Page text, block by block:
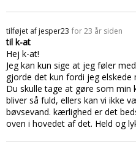
tilføjet af jesper23 for 23 år siden
til k-at
Hej k-at!
Jeg kan kun sige at jeg føler
gjorde det kun fordi jeg
Du skulle tage at gøre som
bliver så fuld, ellers kan vi ikke
bøvsevand. kærlighed er det
oven i hovedet af det. Held og